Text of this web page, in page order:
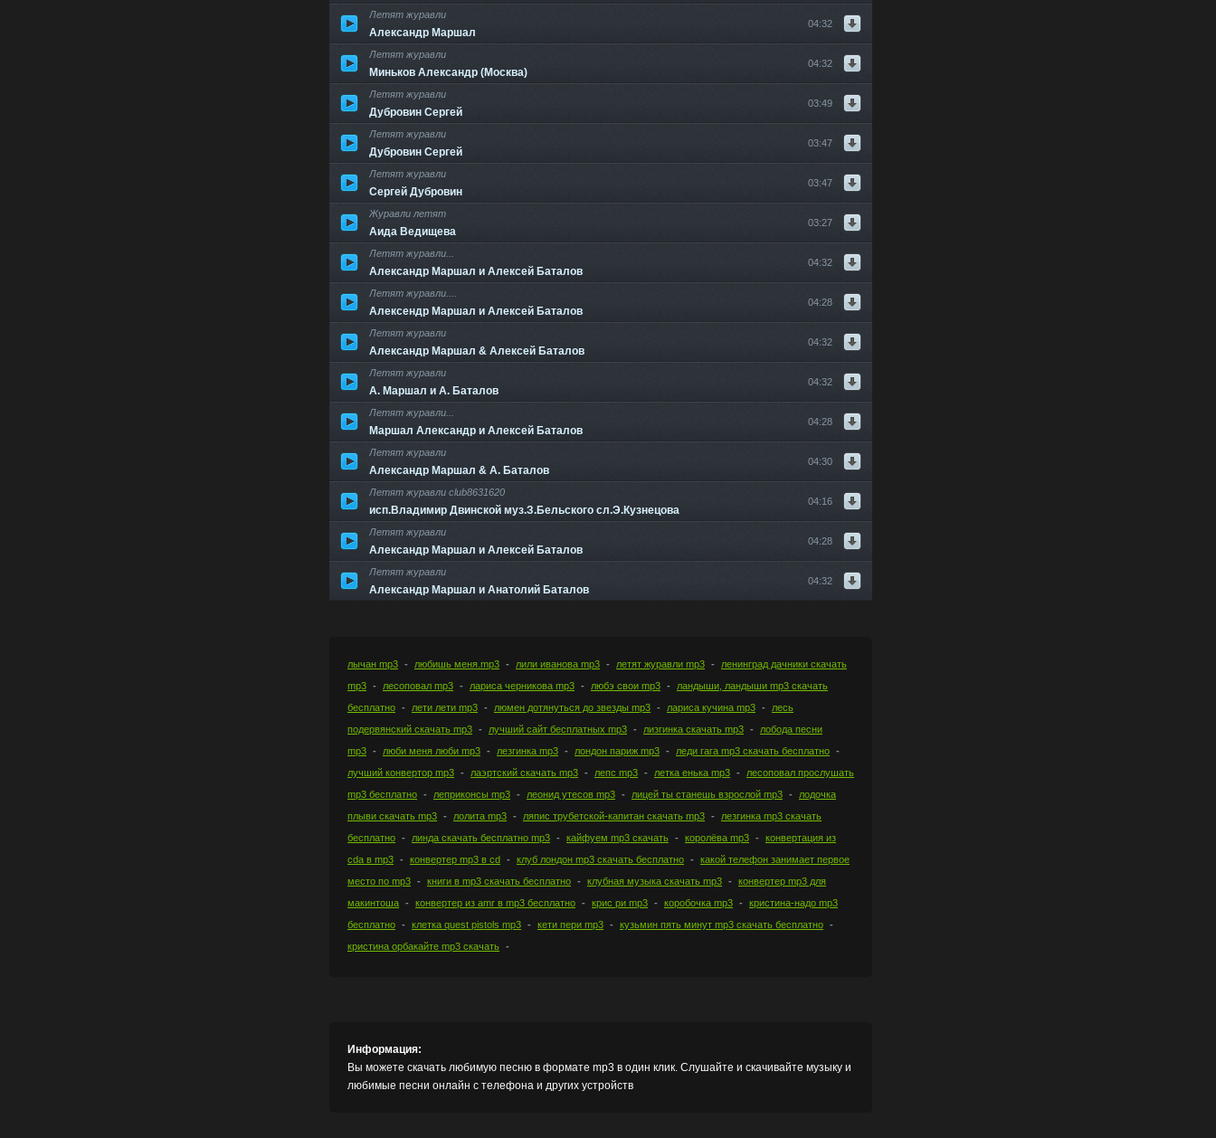
Летят журавли
Александр Маршал
04:32
Летят журавли
Миньков Александр (Москва)
04:32
Летят журавли
Дубровин Сергей
03:49
Летят журавли
Дубровин Сергей
03:47
Летят журавли
Сергей Дубровин
03:47
Журавли летят
Аида Ведищева
03:27
Летят журавли...
Александр Маршал и Алексей Баталов
04:32
Летят журавли....
Алексендр Маршал и Алексей Баталов
04:28
Летят журавли
Александр Маршал & Алексей Баталов
04:32
Летят журавли
А. Маршал и А. Баталов
04:32
Летят журавли...
Маршал Александр и Алексей Баталов
04:28
Летят журавли
Александр Маршал & А. Баталов
04:30
Летят журавли club8631620
исп.Владимир Двинской муз.З.Бельского сл.Э.Кузнецова
04:16
Летят журавли
Александр Маршал и Алексей Баталов
04:28
Летят журавли
Александр Маршал и Анатолий Баталов
04:32
лычан mp3 любишь меня.mp3 лили иванова mp3 летят журавли mp3
ленинград дачники скачать
mp3
лесоповал mp3 лариса черникова mp3 любэ свои mp3
ландыши, ландыши mp3 скачать
бесплатно
лети лети mp3 люмен дотянуться до звезды mp3 лариса кучина mp3
лесь
подервянский скачать mp3
лучший сайт бесплатных mp3 лизгинка скачать mp3
лобода песни
mp3
люби меня люби mp3 лезгинка mp3 лондон париж mp3
леди гага mp3 скачать бесплатно
лучший конвертор mp3
лаэртский скачать mp3 лепс mp3 летка енька mp3
лесоповал прослушать
mp3 бесплатно
леприконсы mp3 леонид утесов mp3 лицей ты станешь взрослой mp3
лодочка
плыви скачать mp3
лолита mp3 ляпис трубетской-капитан скачать mp3
лезгинка mp3 скачать
бесплатно
линда скачать бесплатно mp3 кайфуем mp3 скачать королёва mp3
конвертация из
cda в mp3
конвертер mp3 в cd клуб лондон mp3 скачать бесплатно
какой телефон занимает первое
место по mp3
книги в mp3 скачать бесплатно клубная музыка скачать mp3
конвертер mp3 для
макинтоша
конвертер из amr в mp3 бесплатно крис ри mp3 коробочка mp3
кристина-надо mp3
бесплатно
клетка quest pistols mp3 кети пери mp3
кузьмин пять минут mp3 скачать бесплатно
кристина орбакайте mp3 скачать
Информация:
Вы можете скачать любимую песню в формате mp3 в один клик. Слушайте и скачивайте музыку и
любимые песни онлайн с телефона и других устройств